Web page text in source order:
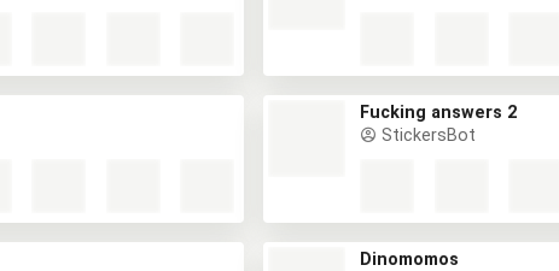
Fucking answers 2
StickersBot
Dinomomos